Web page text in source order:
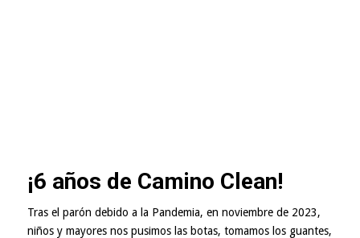
¡6 años de Camino Clean!
Tras el parón debido a la Pandemia, en noviembre de 2023,
niños y mayores nos pusimos las botas, tomamos los guantes,